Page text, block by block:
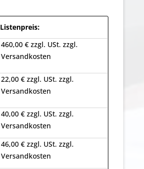
Listenpreis:
460,00 € zzgl. USt. zzgl.
Versandkosten
22,00 € zzgl. USt. zzgl.
Versandkosten
40,00 € zzgl. USt. zzgl.
Versandkosten
46,00 € zzgl. USt. zzgl.
Versandkosten